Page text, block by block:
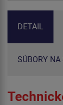
DETAIL
SÚBORY